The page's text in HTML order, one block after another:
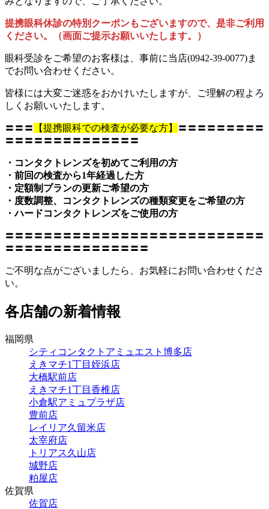
提携眼科休診の特別クーポンもございますので、是非ご利用
ください。（画面ご提示お願いいたします。）
眼科受診をご希望のお客様は、事前に当店(0942-39-0077)ま
でお問い合わせください。
皆様には大変ご迷惑をおかけいたしますが、ご理解の程よろ
しくお願いいたします。
〓〓〓 【提携眼科での検査が必要な方】
〓〓〓〓〓〓〓〓〓
〓〓〓〓〓〓〓〓〓〓〓〓〓〓
・コンタクトレンズを初めてご利用の方
・前回の検査から1年経過した方
・定額制プランの更新ご希望の方
・度数調整、コンタクトレンズの種類変更をご希望の方
・ハードコンタクトレンズをご使用の方
〓〓〓〓〓〓〓〓〓〓〓〓〓〓〓〓〓〓〓〓〓〓〓〓〓〓〓
〓〓〓〓〓〓〓〓〓〓〓〓〓〓〓
ご不明な点がございましたら、お気軽にお問い合わせくださ
い。
各店舗の新着情報
福岡県
シティコンタクトアミュエスト博多店
えきマチ1丁目姪浜店
大橋駅前店
えきマチ1丁目香椎店
小倉駅アミュプラザ店
豊前店
レイリア久留米店
太宰府店
トリアス久山店
城野店
粕屋店
佐賀県
佐賀店